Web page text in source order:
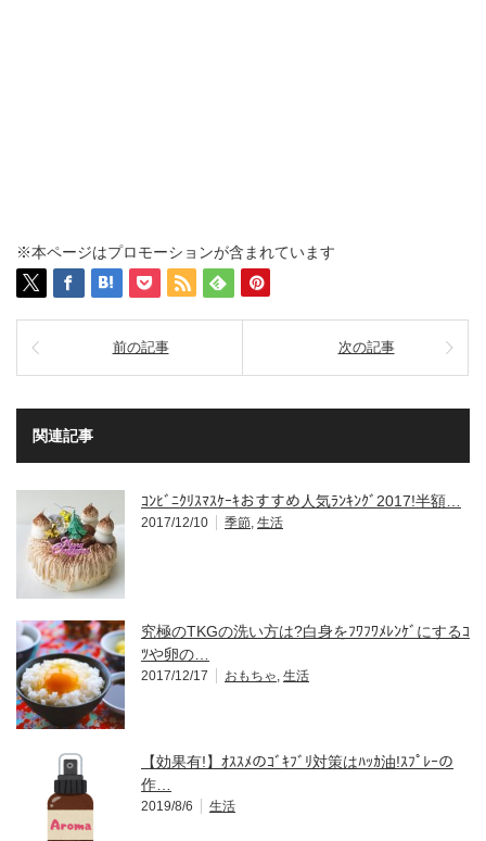
※本ページはプロモーションが含まれています
前の記事 次の記事
関連記事
ｺﾝﾋﾞﾆｸﾘｽﾏｽｹｰｷおすすめ人気ﾗﾝｷﾝｸﾞ2017!半額…
2017/12/10 季節 生活
究極のTKGの洗い方は?白身をﾌﾜﾌﾜﾒﾚﾝｹﾞにするｺ
ﾂや卵の…
2017/12/17 おもちゃ 生活
【効果有!】ｵｽｽﾒのｺﾞｷﾌﾞﾘ対策はﾊｯｶ油!ｽﾌﾟﾚｰの
作…
2019/8/6 生活